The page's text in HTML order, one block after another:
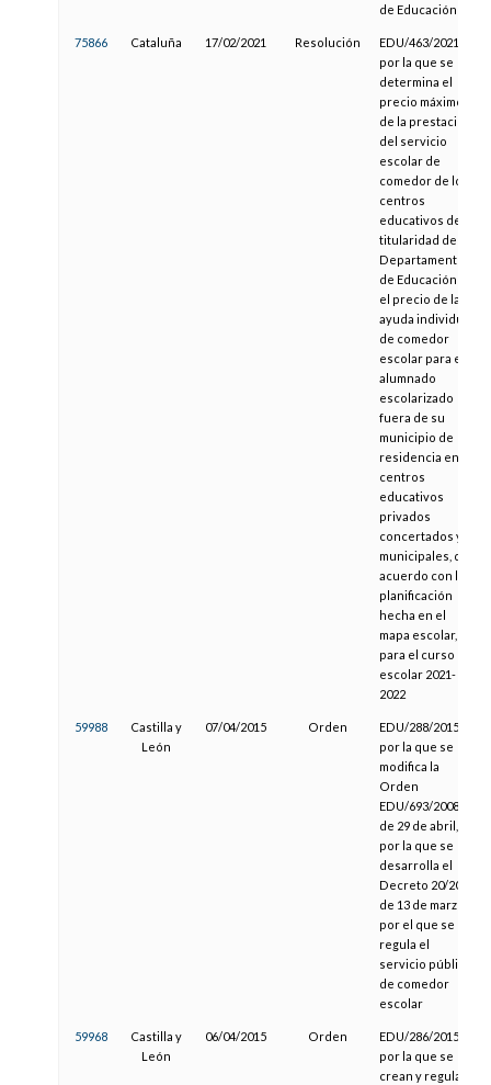
de Educación
75866 Cataluña 17/02/2021 Resolución
EDU/463/2021,
por la que se
determina el
precio máximo
de la prestación
del servicio
escolar de
comedor de los
centros
educativos de
titularidad del
Departamento
de Educación y
el precio de la
ayuda individual
de comedor
escolar para el
alumnado
escolarizado
fuera de su
municipio de
residencia en
centros
educativos
privados
concertados y
municipales, de
acuerdo con la
planificación
hecha en el
mapa escolar,
para el curso
escolar 2021-
2022
59988
Castilla y
León
07/04/2015 Orden
EDU/288/2015,
por la que se
modifica la
Orden
EDU/693/2008,
de 29 de abril,
por la que se
desarrolla el
Decreto 20/2008
de 13 de marzo,
por el que se
regula el
servicio público
de comedor
escolar
59968
Castilla y
León
06/04/2015 Orden
EDU/286/2015,
por la que se
crean y regulan